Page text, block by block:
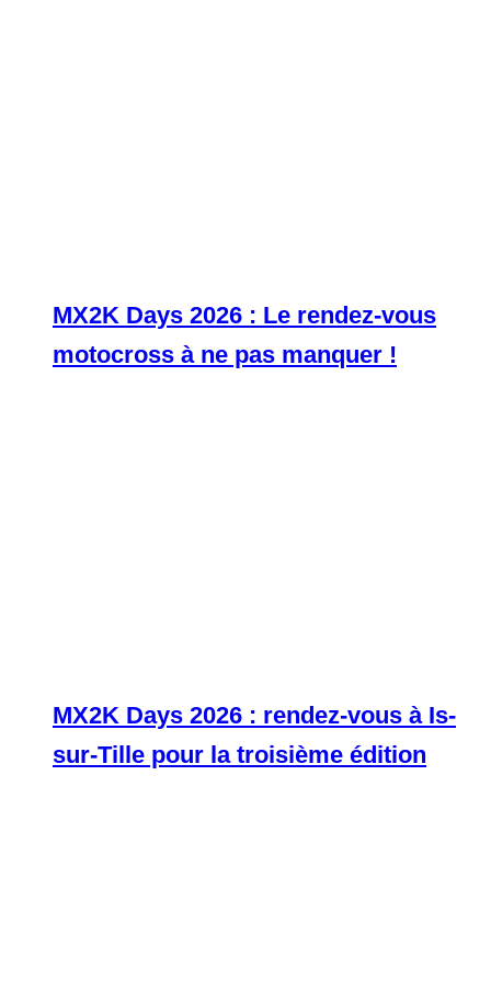
MX2K Days 2026 : Le rendez-vous
motocross à ne pas manquer !
MX2K Days 2026 : rendez-vous à Is-
sur-Tille pour la troisième édition